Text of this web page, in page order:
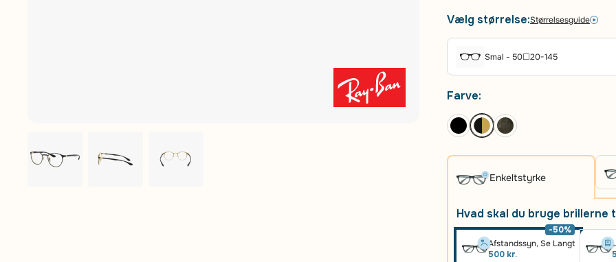
dagen, mens det ikoniske
Perfekt til både herrer og
Vælg størrelse:Størrelsesguide
Smal - 50☐20-145
Farve:
Enkeltstyrke
Hvad skal du bruge brillerne
Afstandssyn, Se Langt
500 kr.
-50%